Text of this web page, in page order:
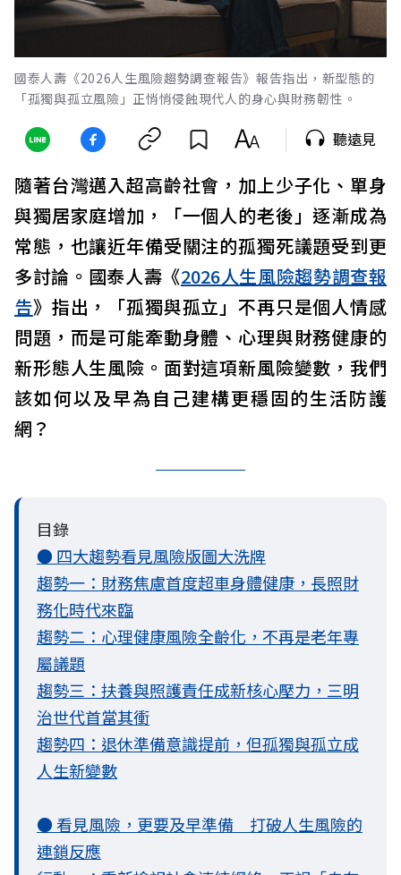
國泰人壽《2026人生風險趨勢調查報告》報告指出，新型態的
「孤獨與孤立風險」正悄悄侵蝕現代人的身心與財務韌性。
聽遠見
隨著台灣邁入超高齡社會，加上少子化、單身
與獨居家庭增加，「一個人的老後」逐漸成為
常態，也讓近年備受關注的孤獨死議題受到更
多討論。國泰人壽《2026人生風險趨勢調查報
告》指出，「孤獨與孤立」不再只是個人情感
問題，而是可能牽動身體、心理與財務健康的
新形態人生風險。面對這項新風險變數，我們
該如何以及早為自己建構更穩固的生活防護
網？
目錄
● 四大趨勢看見風險版圖大洗牌
趨勢一：財務焦慮首度超車身體健康，長照財
務化時代來臨
趨勢二：心理健康風險全齡化，不再是老年專
屬議題
趨勢三：扶養與照護責任成新核心壓力，三明
治世代首當其衝
趨勢四：退休準備意識提前，但孤獨與孤立成
人生新變數
● 看見風險，更要及早準備 打破人生風險的
連鎖反應